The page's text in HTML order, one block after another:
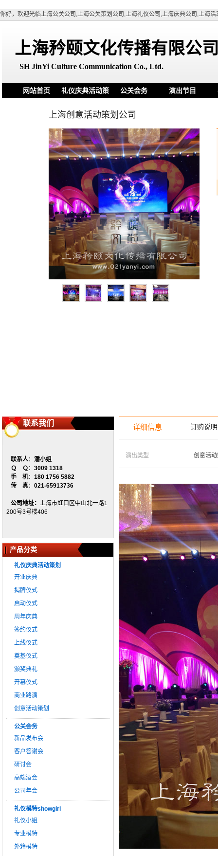
你好，欢迎光临上海公关公司,上海公关策划公司,上海礼仪公司,上海庆典公司,上海
上海矜颐文化传播有限公
SHJinYi Culture Communication Co., Ltd.
网站首页
礼仪庆典活动策
公关会务 演出节目
上海创意活动策划公司
详细信息 订购说明
演出类型 创意活
联系我们
联系人： 潘小姐
Ｑ Ｑ ： 3009 1318
手 机： 180 1756 5882
传 真： 021-65913736
公司地址： 上海市虹口区中山北一路1
200号3号楼406
产品分类
礼仪庆典活动策划
开业庆典
揭牌仪式
启动仪式
周年庆典
签约仪式
上线仪式
奠基仪式
颁奖典礼
开幕仪式
商业路演
创意活动策划
公关会务
新品发布会
客户答谢会
研讨会
高端酒会
公司年会
礼仪模特showgirl
礼仪小姐
专业模特
外籍模特